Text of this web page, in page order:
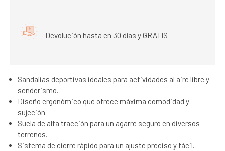
Devolución hasta en 30 días y GRATIS
Sandalias deportivas ideales para actividades al aire libre y
senderismo.
Diseño ergonómico que ofrece máxima comodidad y
sujeción.
Suela de alta tracción para un agarre seguro en diversos
terrenos.
Sistema de cierre rápido para un ajuste preciso y fácil.